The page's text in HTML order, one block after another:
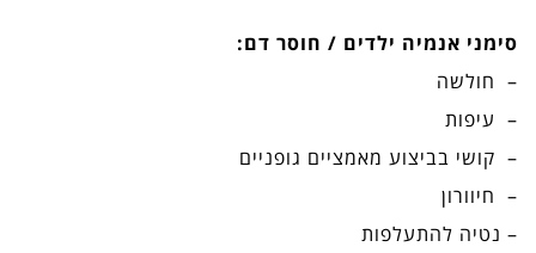
סימני אנמיה ילדים / חוסר דם:
– חולשה
– עיפות
– קושי בביצוע מאמציים גופניים
– חיוורון
– נטיה להתעלפות